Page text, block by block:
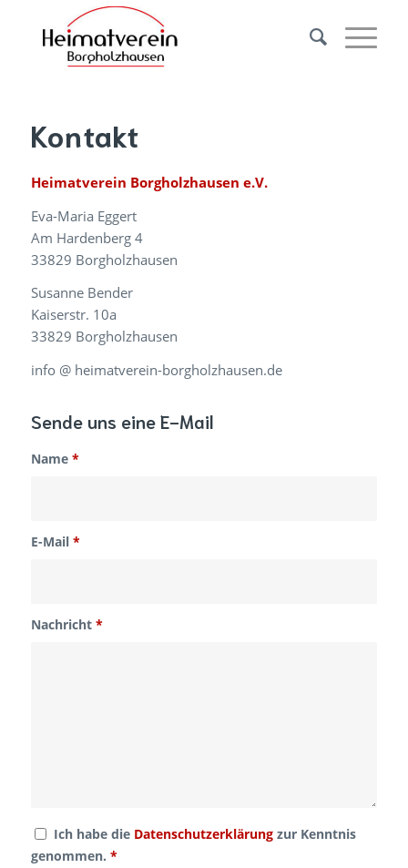
Kontakt
Heimatverein Borgholzhausen e.V.
Eva-Maria Eggert
Am Hardenberg 4
33829 Borgholzhausen
Susanne Bender
Kaiserstr. 10a
33829 Borgholzhausen
info @ heimatverein-borgholzhausen.de
Sende uns eine E-Mail
Name *
E-Mail *
Nachricht *
Ich habe die Datenschutzerklärungzur Kenntnis
genommen. *